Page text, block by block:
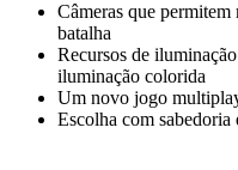
Câmeras que
batalha
Recursos de
iluminação colorida
Um novo jogo
Escolha com sabedoria